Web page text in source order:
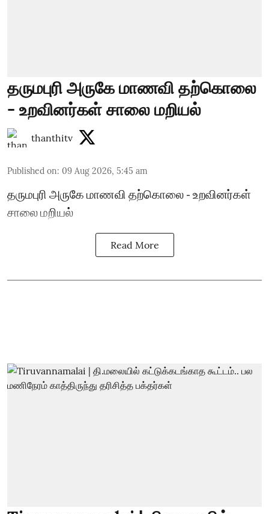
தருமபுரி அருகே மாணவி தற்கொலை
- உறவினர்கள் சாலை மறியல்
thanthitv
Published on: 09 Aug 2026, 5:45 am
தருமபுரி அருகே மாணவி தற்கொலை - உறவினர்கள்
சாலை மறியல்
Read More